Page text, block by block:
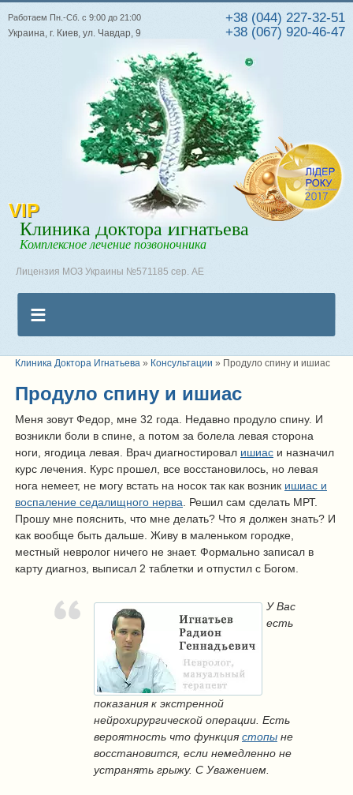
+38 (044) 227-32-51
+38 (067) 920-46-47
Работаем Пн.-Сб. с 9:00 до 21:00
Украина, г. Киев, ул. Чавдар, 9
VIP
Клиника Доктора Игнатьева
Комплексное лечение позвоночника
Лицензия МОЗ Украины №571185 сер. АЕ
Клиника Доктора Игнатьева » Консультации » Продуло спину и ишиас
Продуло спину и ишиас
Меня зовут Федор, мне 32 года. Недавно продуло спину. И
возникли боли в спине, а потом за болела левая сторона
ноги, ягодица левая. Врач диагностировал ишиас и назначил
курс лечения. Курс прошел, все восстановилось, но левая
нога немеет, не могу встать на носок так как возник ишиас и
воспаление седалищного нерва . Решил сам сделать МРТ.
Прошу мне пояснить, что мне делать? Что я должен знать? И
как вообще быть дальше. Живу в маленьком городке,
местный невролог ничего не знает. Формально записал в
карту диагноз, выписал 2 таблетки и отпустил с Богом.
У Вас
есть
показания к экстренной
нейрохирургической операции. Есть
вероятность что функция стопы не
восстановится, если немедленно не
устранять грыжу. С Уважением.